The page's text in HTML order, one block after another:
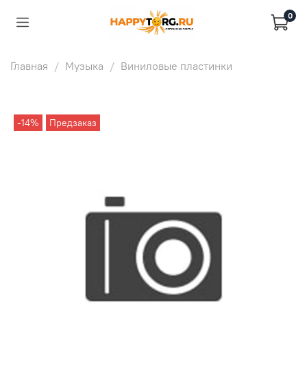
0
Главная Музыка Виниловые пластинки
-14% Предзаказ